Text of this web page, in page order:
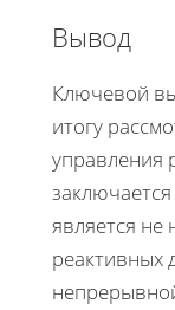
Вывод
Ключевой
итогу
управления
является
реактивных